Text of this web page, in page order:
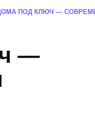
ПОД КЛЮЧ —
—